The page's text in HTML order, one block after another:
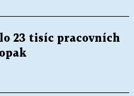
23 tisíc pracovních